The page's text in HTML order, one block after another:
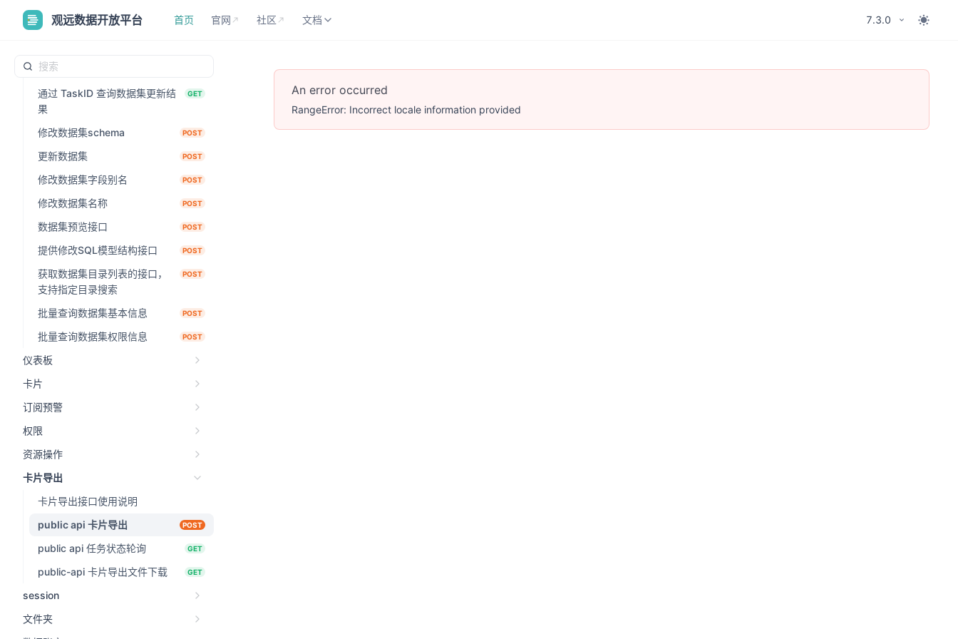
观远数据开放平台
首页
官网 社区 文档 7.3.0
创建数据集 POST
触发数据集读取数据文件并更新
通过 TaskID 查询数据集更新结
果
GET
修改数据集schema POST
更新数据集 POST
修改数据集字段别名 POST
修改数据集名称 POST
数据集预览接口 POST
提供修改SQL模型结构接口 POST
获取数据集目录列表的接口，
支持指定目录搜索
POST
批量查询数据集基本信息 POST
批量查询数据集权限信息 POST
仪表板
卡片
订阅预警
权限
资源操作
卡片导出
卡片导出接口使用说明
public api 卡片导出
POST
public api 任务状态轮询 GET
public-api 卡片导出文件下载 GET
session
文件夹
An error occurred
RangeError: Incorrect locale information provided